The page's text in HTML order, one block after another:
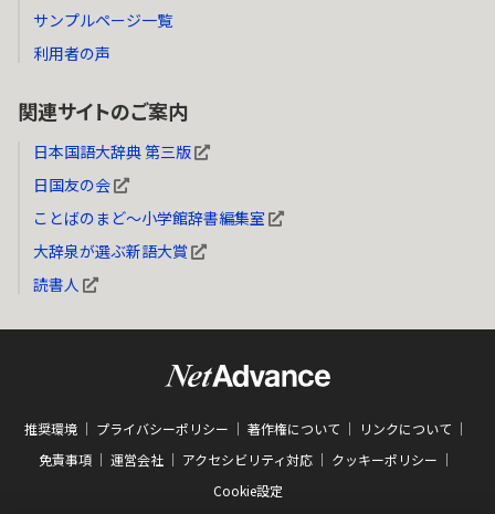
サンプルページ一覧
利用者の声
関連サイトのご案内
日本国語大辞典 第三版
日国友の会
ことばのまど～小学館辞書編集室
大辞泉が選ぶ新語大賞
読書人
推奨環境 プライバシーポリシー 著作権について
リンクについて
免責事項
運営会社 アクセシビリティ対応
クッキーポリシー
Cookie設定